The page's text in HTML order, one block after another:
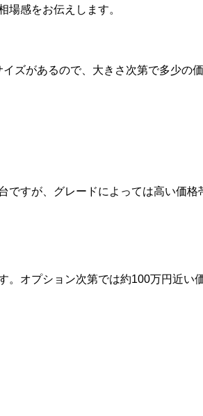
場感をお伝えします。
ズがあるので、大きさ次第で多少の
ですが、グレードによっては高い価
。オプション次第では約100万円近い